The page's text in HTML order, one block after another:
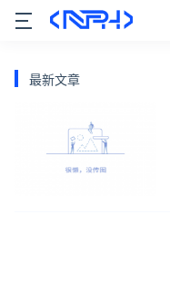
最新文章